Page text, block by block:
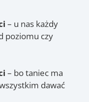
– u nas każdy
poziomu czy
– bo taniec ma
dawać